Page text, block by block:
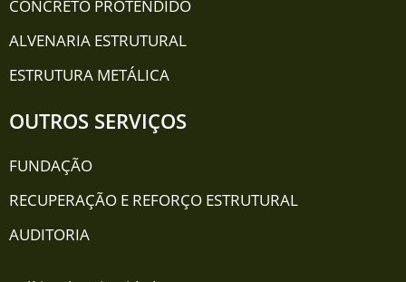
CONCRETO PROTENDIDO
ALVENARIA ESTRUTURAL
ESTRUTURA METÁLICA
OUTROS SERVIÇOS
FUNDAÇÃO
RECUPERAÇÃO E REFORÇO ESTRUTURAL
AUDITORIA